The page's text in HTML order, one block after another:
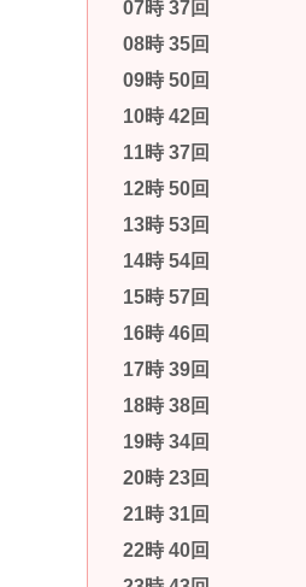
07時 37回
08時 35回
09時 50回
10時 42回
11時 37回
12時 50回
13時 53回
14時 54回
15時 57回
16時 46回
17時 39回
18時 38回
19時 34回
20時 23回
21時 31回
22時 40回